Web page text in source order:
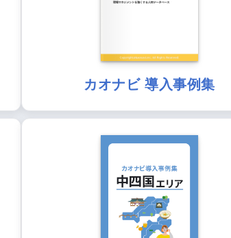
カオナビ 導入事例集